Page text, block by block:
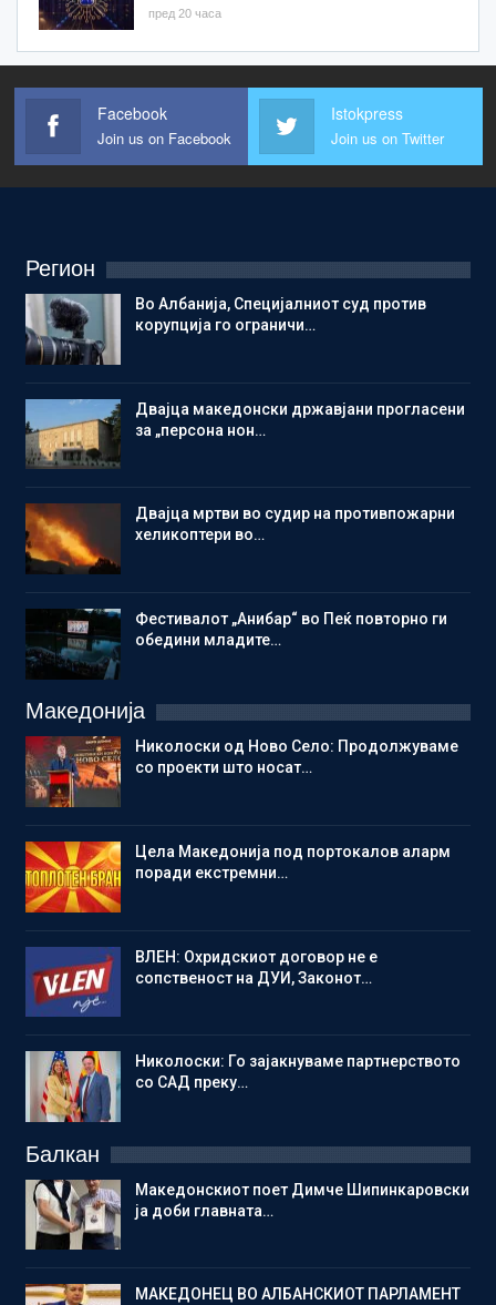
пред 20 часа
Facebook
Join us on Facebook
Istokpress
Join us on Twitter
Регион
Во Албанија, Специјалниот суд против
корупција го ограничи…
Двајца македонски државјани прогласени
за „персона нон…
Двајца мртви во судир на противпожарни
хеликоптери во…
Фестивалот „Анибар“ во Пеќ повторно ги
обедини младите…
Македонија
Николоски од Ново Село: Продолжуваме
со проекти што носат…
Цела Македонија под портокалов аларм
поради екстремни…
ВЛЕН: Охридскиот договор не е
сопственост на ДУИ, Законот…
Николоски: Го зајакнуваме партнерството
со САД преку…
Балкан
Македонскиот поет Димче Шипинкаровски
ја доби главната…
МАКЕДОНЕЦ ВО АЛБАНСКИОТ ПАРЛАМЕНТ